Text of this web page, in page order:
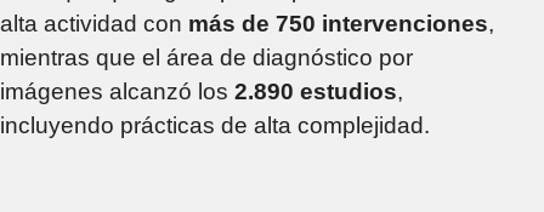
alta actividad con más de 750 intervenciones,
mientras que el área de diagnóstico por
imágenes alcanzó los 2.890 estudios,
incluyendo prácticas de alta complejidad.